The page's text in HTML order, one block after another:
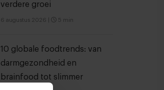
verdere groei
6 augustus 2026 5 min
10 globale foodtrends: van
darmgezondheid en
brainfood tot slimmer